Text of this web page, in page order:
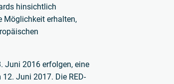
hinsichtlich
Möglichkeit erhalten,
Juni 2016 erfolgen, eine
Juni 2017. Die RED-